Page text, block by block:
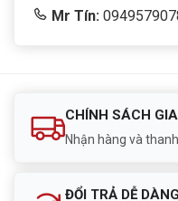
Mr Tín:
CHÍNH SÁCH
Nhận hàng và
ĐỔI TRẢ DỄ DÀNG